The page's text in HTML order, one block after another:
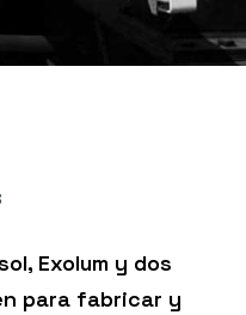
Exolum y dos
para fabricar y